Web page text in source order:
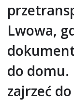
Lwowa,
do domu.
zajrzeć